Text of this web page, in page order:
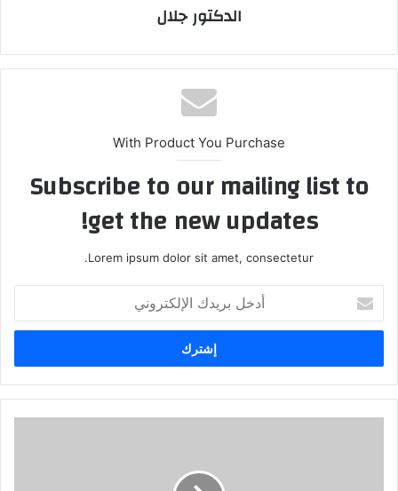
الدكتور جلال
With Product You Purchase
Subscribe to our mailing list to
get the new updates!
Lorem ipsum dolor sit amet, consectetur.
بريدك
الإلكتروني